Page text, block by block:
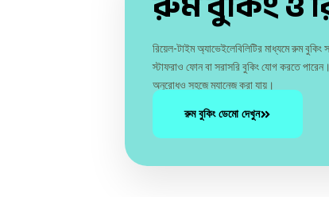
রিয়েল-টাইম অ্যাভেইলেবিলিটির মাধ্যমে রুম
স্টাফরাও ফোন বা সরাসরি বুকিং যোগ করতে
অনুরোধও সহজে ম্যানেজ করা যায়।
রুম বুকিং ডেমো দেখুন